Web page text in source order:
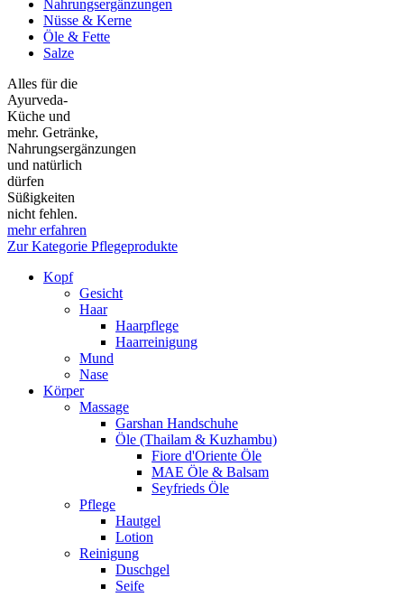
Nahrungsergänzungen
Nüsse & Kerne
Öle & Fette
Salze
Alles für die
Ayurveda-
Küche und
mehr. Getränke,
Nahrungsergänzungen
und natürlich
dürfen
Süßigkeiten
nicht fehlen.
mehr erfahren
Zur Kategorie Pflegeprodukte
Kopf
Gesicht
Haar
Haarpflege
Haarreinigung
Mund
Nase
Körper
Massage
Garshan Handschuhe
Öle (Thailam & Kuzhambu)
Fiore d'Oriente Öle
MAE Öle & Balsam
Seyfrieds Öle
Pflege
Hautgel
Lotion
Reinigung
Duschgel
Seife